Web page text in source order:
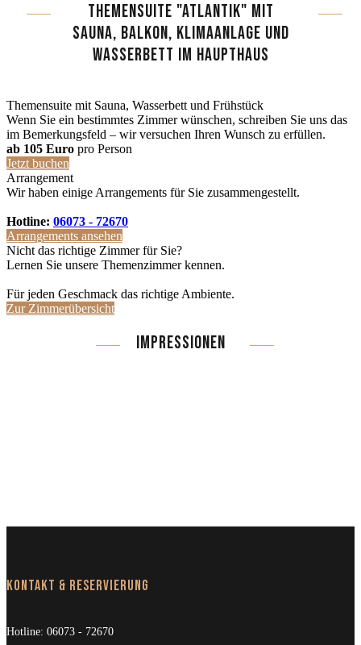
THEMENSUITE "ATLANTIK" MIT
SAUNA, BALKON, KLIMAANLAGE UND
WASSERBETT IM HAUPTHAUS
Themensuite mit Sauna, Wasserbett und Frühstück
Wenn Sie ein bestimmtes Zimmer wünschen, schreiben Sie uns das
im Bemerkungsfeld – wir versuchen Ihren Wunsch zu erfüllen.
ab 105 Euro pro Person
Jetzt buchen
Arrangement
Wir haben einige Arrangements für Sie zusammengestellt.
Hotline: 06073 - 72670
Arrangements ansehen
Nicht das richtige Zimmer für Sie?
Lernen Sie unsere Themenzimmer kennen.
Für jeden Geschmack das richtige Ambiente.
Zur Zimmerübersicht
IMPRESSIONEN
Kontakt & Reservierung
Hotline: 06073 - 72670